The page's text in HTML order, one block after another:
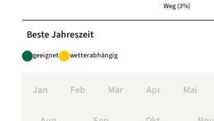
Weg (3%)
Beste Jahreszeit
geeignet wetterabhängig
Jan Feb Mär Apr Mai